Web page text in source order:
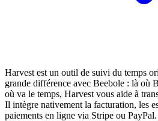
Harvest est un outil de suivi du temps
grande différence avec Beebole : là où
où va le temps, Harvest vous aide à
Il intègre nativement la facturation, les
paiements en ligne via Stripe ou PayPal.